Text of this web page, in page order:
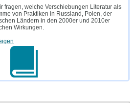
fragen, welche Verschiebungen Literatur als
von Praktiken in Russland, Polen, der
Ländern in den 2000er und 2010er
Wirkungen.